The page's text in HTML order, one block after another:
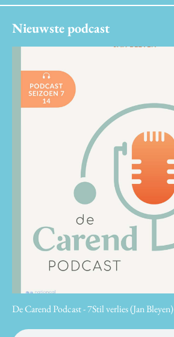
Nieuwste podcast
De Carend Podcast - 7Stil verlies (Jan Bleyen)